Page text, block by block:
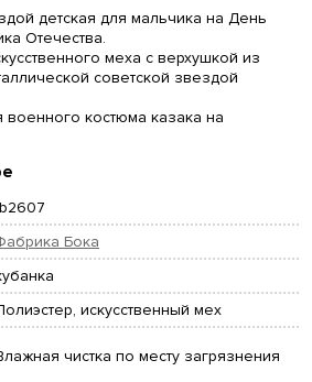
детская для мальчика на День
Отечества.
меха с верхушкой из
советской звездой
военного костюма казака на
Бока
искусственный мех
чистка по месту загрязнения